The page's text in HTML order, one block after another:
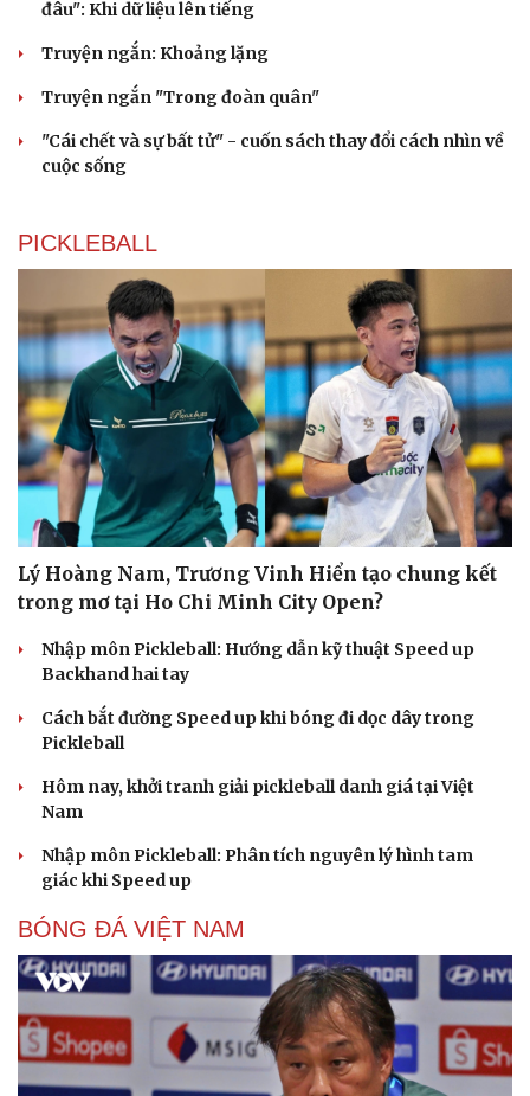
Tư vấn
Săn Tour
check-in
Câu chuyện thời sự
Đọc truyện đêm khuya
Cửa sổ tình yêu
đâu": Khi dữ liệu lên tiếng
Truyện ngắn: Khoảng lặng
Truyện ngắn "Trong đoàn quân"
"Cái chết và sự bất tử" - cuốn sách thay đổi cách nhìn về
cuộc sống
PICKLEBALL
Lý Hoàng Nam, Trương Vinh Hiển tạo chung kết
trong mơ tại Ho Chi Minh City Open?
Nhập môn Pickleball: Hướng dẫn kỹ thuật Speed up
Backhand hai tay
Cách bắt đường Speed up khi bóng đi dọc dây trong
Pickleball
Hôm nay, khởi tranh giải pickleball danh giá tại Việt
Nam
Nhập môn Pickleball: Phân tích nguyên lý hình tam
giác khi Speed up
BÓNG ĐÁ VIỆT NAM